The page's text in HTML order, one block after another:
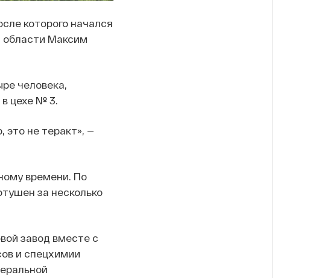
которого начался
области Максим
человека,
цехе № 3.
это не теракт», —
времени. По
за несколько
завод вместе с
и спецхимии